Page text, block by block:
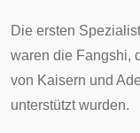
Die ersten
waren die Fangshi,
von Kaisern und
unterstützt wurden.